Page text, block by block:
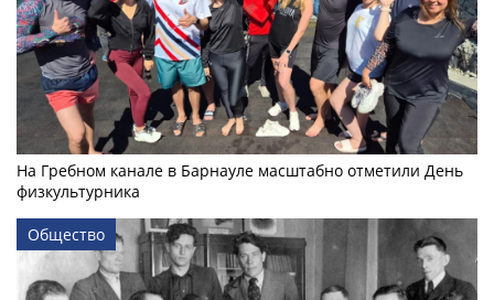
На Гребном канале в Барнауле масштабно отметили День
физкультурника
Общество